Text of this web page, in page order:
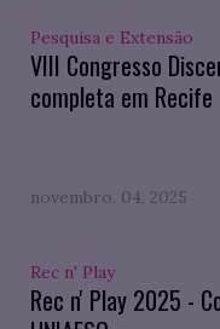
Pesquisa e Extensão
VIII Congresso
completa em Recife
novembro. 04, 2025
Rec n' Play
Rec n' Play 2025 -